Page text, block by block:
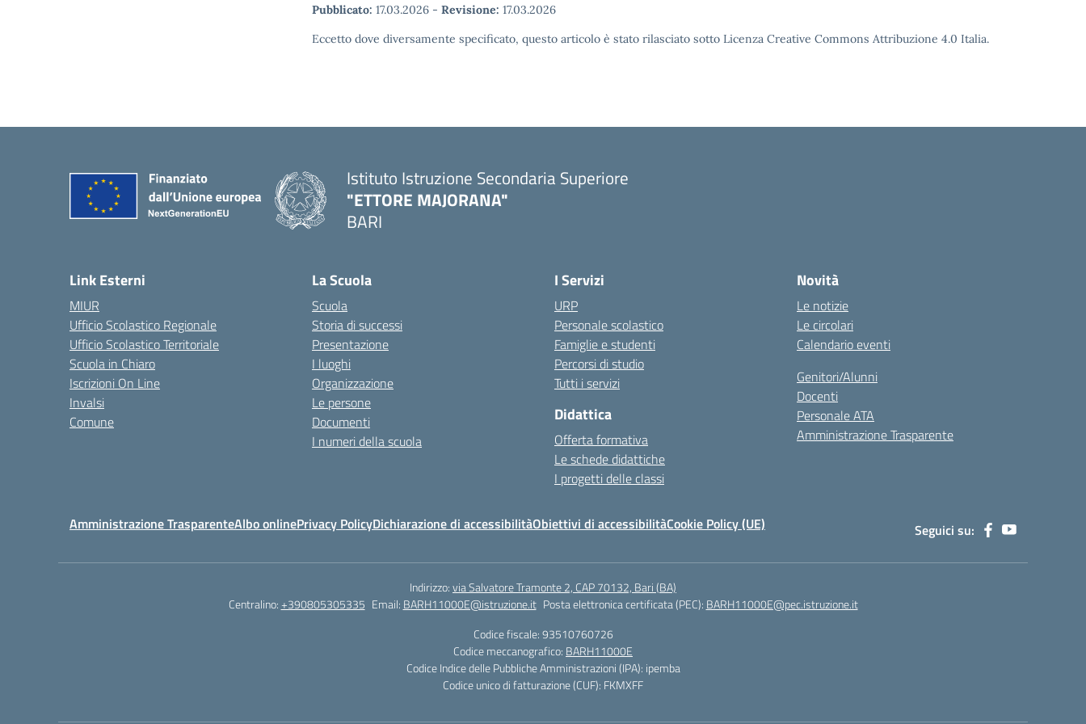
Pubblicato: 17.03.2026 - Revisione: 17.03.2026
Eccetto dove diversamente specificato, questo articolo è stato rilasciato sotto Licenza Creative Commons Attribuzione 4.0 Italia.
Istituto Istruzione Secondaria Superiore
"ETTORE MAJORANA"
BARI
Link Esterni
MIUR
Ufficio Scolastico Regionale
Ufficio Scolastico Territoriale
Scuola in Chiaro
Iscrizioni On Line
Invalsi
Comune
La Scuola
Scuola
Storia di successi
Presentazione
I luoghi
Organizzazione
Le persone
Documenti
I numeri della scuola
I Servizi
URP
Personale scolastico
Famiglie e studenti
Percorsi di studio
Tutti i servizi
Didattica
Offerta formativa
Le schede didattiche
I progetti delle classi
Novità
Le notizie
Le circolari
Calendario eventi
Genitori/Alunni
Docenti
Personale ATA
Amministrazione Trasparente
Amministrazione TrasparenteAlbo onlinePrivacy PolicyDichiarazione di accessibilitàObiettivi di accessibilitàCookie Policy (UE) Seguici su:
Indirizzo:via Salvatore Tramonte 2, CAP 70132, Bari (BA)
Centralino:+390805305335 Email: BARH11000E@istruzione.it Posta elettronica certificata (PEC): BARH11000E@pec.istruzione.it
Codice fiscale: 93510760726
Codice meccanografico: BARH11000E
Codice Indice delle Pubbliche Amministrazioni (IPA): ipemba
Codice unico di fatturazione (CUF): FKMXFF